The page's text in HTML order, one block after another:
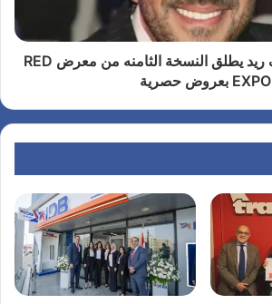
25 نوفمبر .. تحالف ريد يطلق النسخة الثامنه من معرض RED
EXPO بعروض حصرية